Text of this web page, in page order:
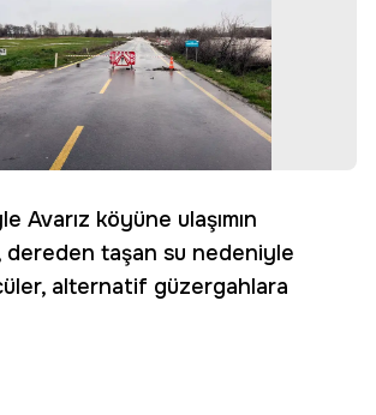
Avarız köyüne ulaşımın
dereden taşan su nedeniyle
alternatif güzergahlara